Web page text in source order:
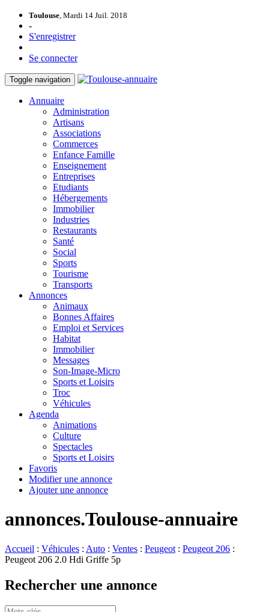
Toulouse, Mardi 14 Juil. 2018
-
S'enregistrer
Se connecter
Toggle navigation
Annuaire
Administration
Artisans
Associations
Commerces
Enfance Famille
Enseignement
Entreprises
Etudiants
Hébergements
Immobilier
Industries
Restaurants
Santé
Social
Sports
Tourisme
Transports
Annonces
Animaux
Bonnes Affaires
Emploi et Services
Habitat
Immobilier
Messages
Son-Image-Micro
Sports et Loisirs
Troc
Véhicules
Agenda
Animations
Culture
Spectacles
Sports et Loisirs
Favoris
Modifier une annonce
Ajouter une annonce
annonces.Toulouse-annuaire
Accueil : Véhicules : Auto : Ventes : Peugeot : Peugeot 206 :
Peugeot 206 2.0 Hdi Griffe 5p
Rechercher une annonce